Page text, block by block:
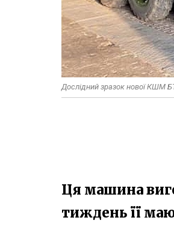
Дослідний зразок нової КШМ
Ця машина
тиждень її